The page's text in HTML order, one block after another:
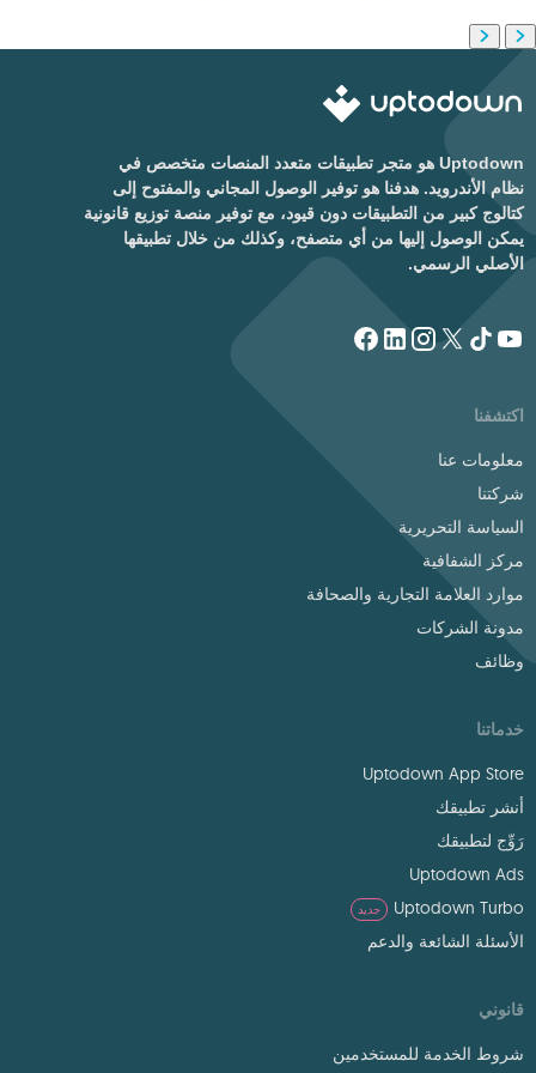
Uptodown هو متجر تطبيقات متعدد المنصات متخصص في
نظام الأندرويد. هدفنا هو توفير الوصول المجاني والمفتوح إلى
كتالوج كبير من التطبيقات دون قيود، مع توفير منصة توزيع قانونية
يمكن الوصول إليها من أي متصفح، وكذلك من خلال تطبيقها
الأصلي الرسمي.
اكتشفنا
معلومات عنا
شركتنا
السياسة التحريرية
مركز الشفافية
موارد العلامة التجارية والصحافة
مدونة الشركات
وظائف
خدماتنا
Uptodown App Store
أنشر تطبيقك
رَوِّج لتطبيقك
Uptodown Ads
Uptodown Turbo
جديد
الأسئلة الشائعة والدعم
قانوني
شروط الخدمة للمستخدمين